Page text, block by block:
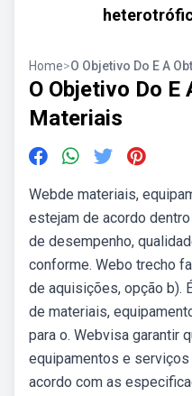
Home>O Objetivo Do E A
O Objetivo Do E
Materiais
Webde materiais,
estejam de acordo
de desempenho,
conforme. Webo trecho
de aquisições, opção b).
de materiais,
para o. Webvisa garantir
equipamentos e
acordo com as